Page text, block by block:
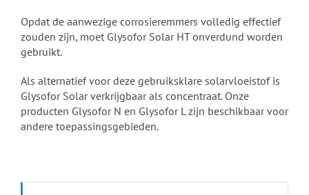
Opdat de aanwezige corrosieremmers volledig effectief
zouden zijn, moet Glysofor Solar HT onverdund worden
gebruikt.
Als alternatief voor deze gebruiksklare solarvloeistof is
Glysofor Solar verkrijgbaar als concentraat. Onze
producten Glysofor N en Glysofor L zijn beschikbaar voor
andere toepassingsgebieden.